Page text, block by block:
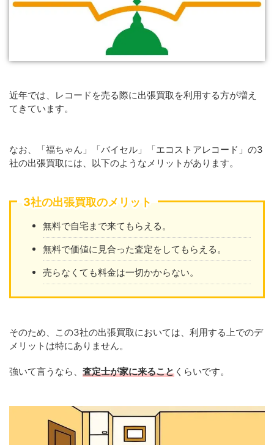
近年では、レコードを売る際に出張買取を利用する方が増え
てきています。
なお、「福ちゃん」「バイセル」「エコストアレコード」の3
社の出張買取には、以下のようなメリットがあります。
3社の出張買取のメリット
無料で自宅まで来てもらえる。
無料で価値に見合った査定をしてもらえる。
売らなくても料金は一切かからない。
そのため、この3社の出張買取においては、利用する上でのデ
メリットは特にありません。
強いて言うなら、 査定士が家に来ること くらいです。